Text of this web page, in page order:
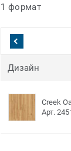
1 формат
Дизайн
Creek
Арт.